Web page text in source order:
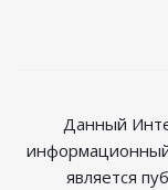
Данный
информационный
является